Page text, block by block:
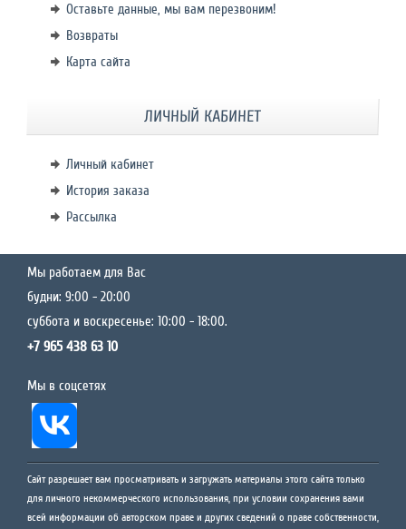
Оставьте данные, мы вам перезвоним!
Возвраты
Карта сайта
ЛИЧНЫЙ КАБИНЕТ
Личный кабинет
История заказа
Рассылка
Мы работаем для Вас
будни: 9:00 - 20:00
суббота и воскресенье: 10:00 - 18:00.
+7 965 438 63 10
Мы в соцсетях
Сайт разрешает вам просматривать и загружать материалы этого сайта только
для личного некоммерческого использования, при условии сохранения вами
всей информации об авторском праве и других сведений о праве собственности,